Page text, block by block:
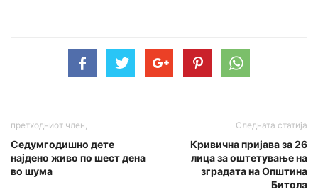
претходниот член,
Седумгодишно дете
најдено живо по шест дена
во шума
Следната статија
Кривична пријава за 26
лица за оштетување на
зградата на Општина
Битола